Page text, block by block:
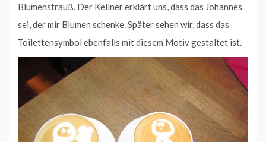
Blumenstrauß. Der Kellner erklärt uns, dass das Johannes
sei, der mir Blumen schenke. Später sehen wir, dass das
Toilettensymbol ebenfalls mit diesem Motiv gestaltet ist.